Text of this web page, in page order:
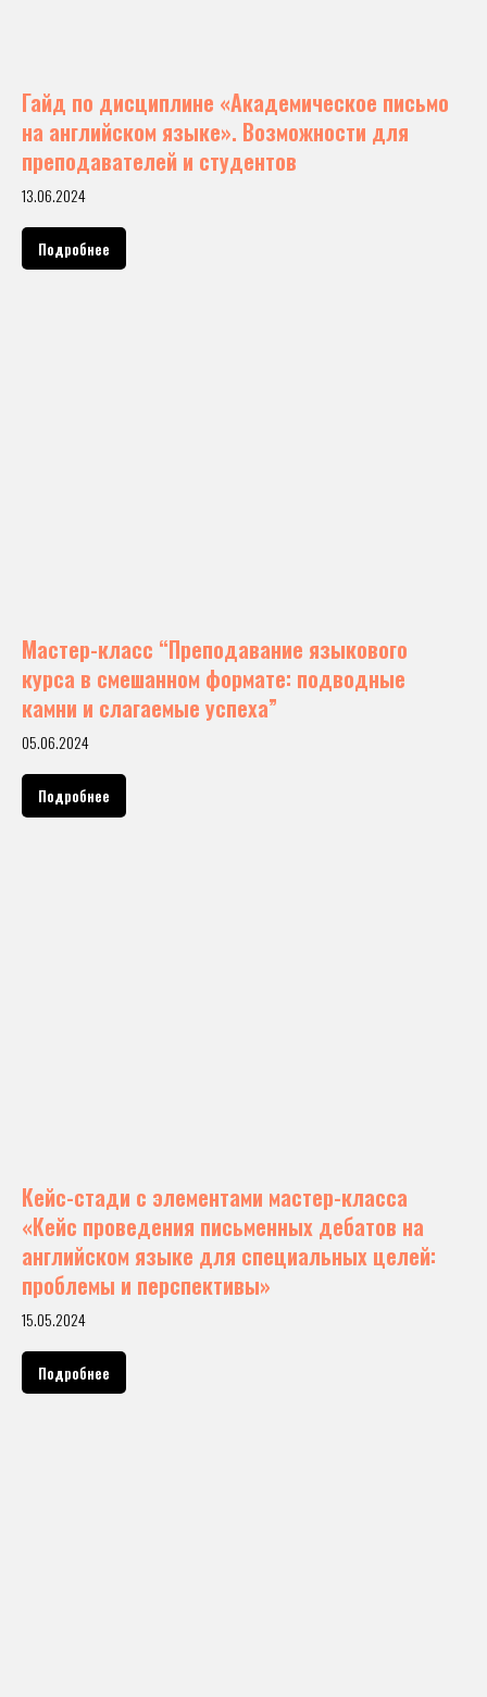
Гайд по дисциплине «Академическое письмо
на английском языке». Возможности для
преподавателей и студентов
13.06.2024
Подробнее
Мастер-класс “Преподавание языкового
курса в смешанном формате: подводные
камни и слагаемые успеха”
05.06.2024
Подробнее
Кейс-стади c элементами мастер-класса
«Кейс проведения письменных дебатов на
английском языке для специальных целей:
проблемы и перспективы»
15.05.2024
Подробнее